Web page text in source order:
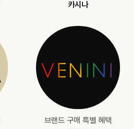
카시나
브랜드 구매 특별 혜택